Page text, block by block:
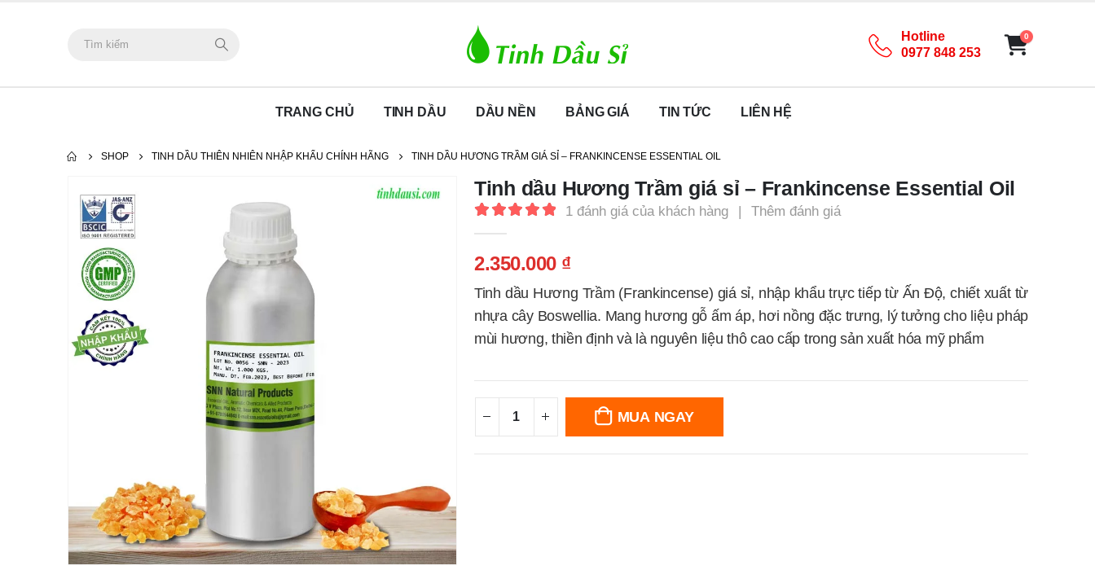
Hotline
0977 848 253
0
TRANG CHỦ TINH DẦU DẦU NỀN BẢNG GIÁ TIN TỨC LIÊN HỆ
SHOP TINH DẦU THIÊN NHIÊN NHẬP KHẨU CHÍNH HÃNG TINH DẦU HƯƠNG TRẦM GIÁ SỈ – FRANKINCENSE ESSENTIAL OIL
Tinh dầu Hương Trầm giá sỉ – Frankincense Essential Oil
1 đánh giá của khách hàng | Thêm đánh giá
2.350.000 ₫
Tinh dầu Hương Trầm (Frankincense) giá sỉ, nhập khẩu trực tiếp từ Ấn Độ, chiết xuất từ
nhựa cây Boswellia. Mang hương gỗ ấm áp, hơi nồng đặc trưng, lý tưởng cho liệu pháp
mùi hương, thiền định và là nguyên liệu thô cao cấp trong sản xuất hóa mỹ phẩm
MUA NGAY